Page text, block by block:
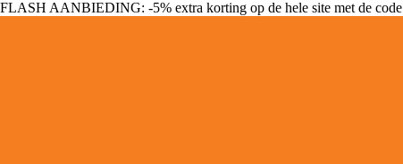
FLASH AANBIEDING: -5% extra korting op de hele site met de code